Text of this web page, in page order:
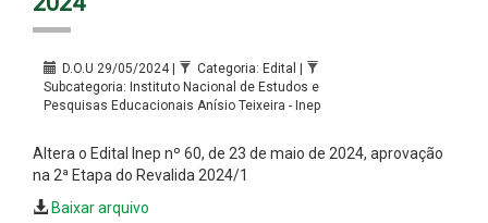
D.O.U 29/05/2024 |
Categoria: Edital |
Subcategoria: Instituto Nacional de Estudos e
Pesquisas Educacionais Anísio Teixeira - Inep
Altera o Edital Inep nº 60, de 23 de maio de 2024, aprovação
na 2ª Etapa do Revalida 2024/1
Baixar arquivo